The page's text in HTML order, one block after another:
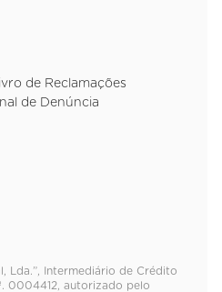
de Reclamações
de Denúncia
Lda.”, Intermediário de Crédito
0004412, autorizado pelo